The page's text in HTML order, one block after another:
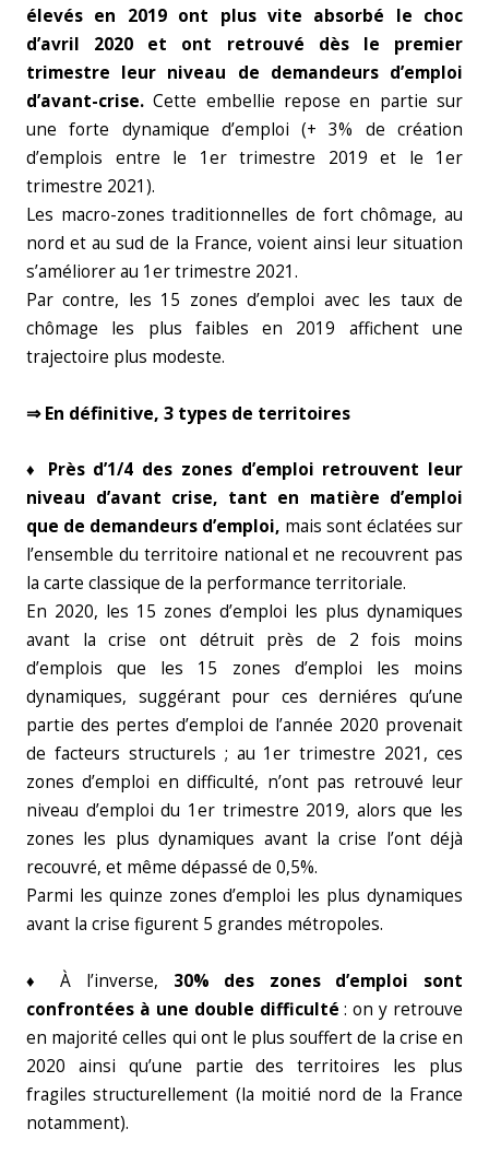
élevés en 2019 ont plus vite absorbé le choc
d’avril 2020 et ont retrouvé dès le premier
trimestre leur niveau de demandeurs d’emploi
d’avant-crise.Cette embellie repose en partie sur
une forte dynamique d’emploi (+ 3% de création
d’emplois entre le 1er trimestre 2019 et le 1er
trimestre 2021).
Les macro-zones traditionnelles de fort chômage, au
nord et au sud de la France, voient ainsi leur situation
s’améliorer au 1er trimestre 2021.
Par contre, les 15 zones d’emploi avec les taux de
chômage les plus faibles en 2019 affichent une
trajectoire plus modeste.
⇒ En définitive, 3 types de territoires
♦ Près d’1/4 des zones d’emploi retrouvent leur
niveau d’avant crise, tant en matière d’emploi
que de demandeurs d’emploi, mais sont éclatées sur
l’ensemble du territoire national et ne recouvrent pas
la carte classique de la performance territoriale.
En 2020, les 15 zones d’emploi les plus dynamiques
avant la crise ont détruit près de 2 fois moins
d’emplois que les 15 zones d’emploi les moins
dynamiques, suggérant pour ces derniéres qu’une
partie des pertes d’emploi de l’année 2020 provenait
de facteurs structurels ; au 1er trimestre 2021, ces
zones d’emploi en difficulté, n’ont pas retrouvé leur
niveau d’emploi du 1er trimestre 2019, alors que les
zones les plus dynamiques avant la crise l’ont déjà
recouvré, et même dépassé de 0,5%.
Parmi les quinze zones d’emploi les plus dynamiques
avant la crise figurent 5 grandes métropoles.
♦ À l’inverse, 30% des zones d’emploi sont
confrontées à une double difficulté : on y retrouve
en majorité celles qui ont le plus souffert de la crise en
2020 ainsi qu’une partie des territoires les plus
fragiles structurellement (la moitié nord de la France
notamment).